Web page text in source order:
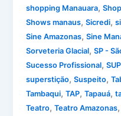
shopping Manauara,
Shows manaus,Sicredi,
Sine Amazonas,Sine
Sorveteria Glacial,SP -
Sucesso Profissional,
superstição,Suspeito,
Tambaqui,TAP,Tapauá,
Teatro,Teatro Amazonas